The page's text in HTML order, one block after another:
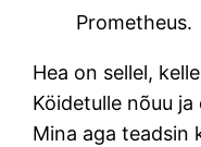
Prometheus.
Hea on sellel,
Köidetulle nõuu
Mina aga teadsin